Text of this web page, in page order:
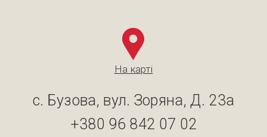
На карті
с. Бузова, вул. Зоряна, Д. 23а
+380 96 842 07 02